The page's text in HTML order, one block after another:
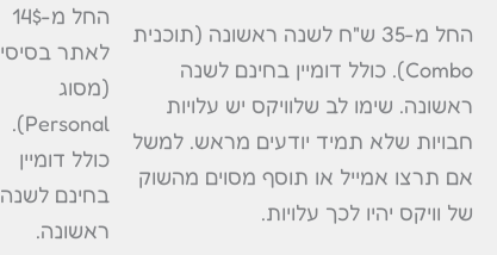
החל מ-35 ש"ח לשנה ראשונה (תוכנית
Combo). כולל דומיין בחינם לשנה
ראשונה. שימו לב שלוויקס יש עלויות
חבויות שלא תמיד יודעים מראש. למשל
אם תרצו אמייל או תוסף מסוים מהשוק
של וויקס יהיו לכך עלויות.
החל מ-14$
לאתר בסיסי
(מסוג
Personal).
כולל דומיין
בחינם לשנה
ראשונה.